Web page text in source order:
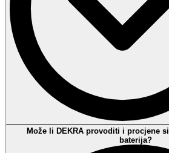
Apsolutno! Zahvaljujući mreži ispitnih
sveobuhvatno testiranje sigurnosti,
prema međunarodnim standardima.
Može li DEKRA provoditi i procjene
baterija?